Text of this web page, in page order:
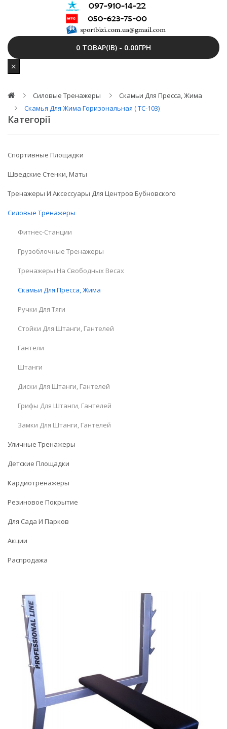
0 ТОВАР(ІВ) - 0.00ГРН
Силовые Тренажеры
Скамьи Для Пресса, Жима
Скамья Для Жима Горизональная ( ТС-103)
Категорії
Спортивные Площадки
Шведские Стенки, Маты
Тренажеры И Аксессуары Для Центров Бубновского
Силовые Тренажеры
Фитнес-Станции
Грузоблочные Тренажеры
Тренажеры На Свободных Весах
Скамьи Для Пресса, Жима
Ручки Для Тяги
Стойки Для Штанги, Гантелей
Гантели
Штанги
Диски Для Штанги, Гантелей
Грифы Для Штанги, Гантелей
Замки Для Штанги, Гантелей
Уличные Тренажеры
Детские Площадки
Кардиотренажеры
Резиновое Покрытие
Для Сада И Парков
Акции
Распродажа